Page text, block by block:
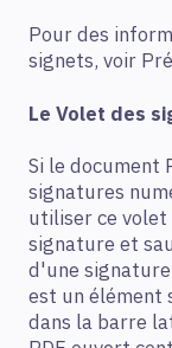
Pour des
signets, voir
Le Volet des
Si le document
signatures
utiliser ce
signature et
d'une
est un élément
dans la barre